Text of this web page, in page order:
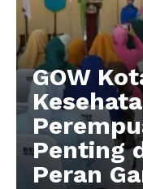
GOW
Penting
Peran